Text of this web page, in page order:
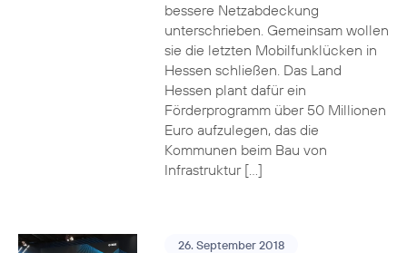
bessere Netzabdeckung
unterschrieben. Gemeinsam wollen
sie die letzten Mobilfunklücken in
Hessen schließen. Das Land
Hessen plant dafür ein
Förderprogramm über 50 Millionen
Euro aufzulegen, das die
Kommunen beim Bau von
Infrastruktur […]
26. September 2018